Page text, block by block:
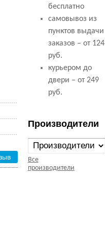
бесплатно
самовывоз из
пунктов выдачи
заказов – от 124
руб.
курьером до
двери – от 249
руб.
Производители
Все
производители